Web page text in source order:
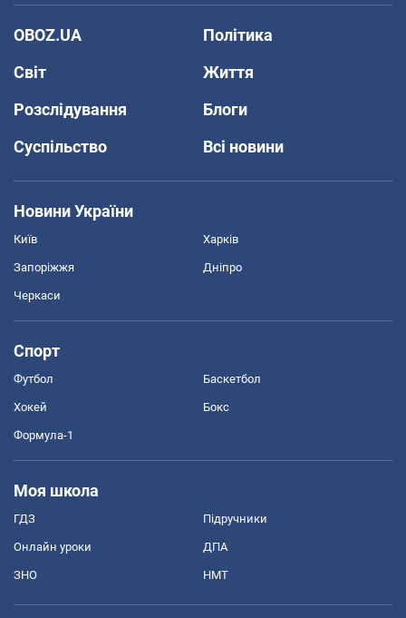
OBOZ.UA
Політика
Світ
Життя
Розслідування
Блоги
Суспільство
Всі новини
Новини України
Київ Харків
Запоріжжя Дніпро
Черкаси
Спорт
Футбол Баскетбол
Хокей Бокс
Формула-1
Моя школа
ГДЗ Підручники
Онлайн уроки ДПА
ЗНО НМТ